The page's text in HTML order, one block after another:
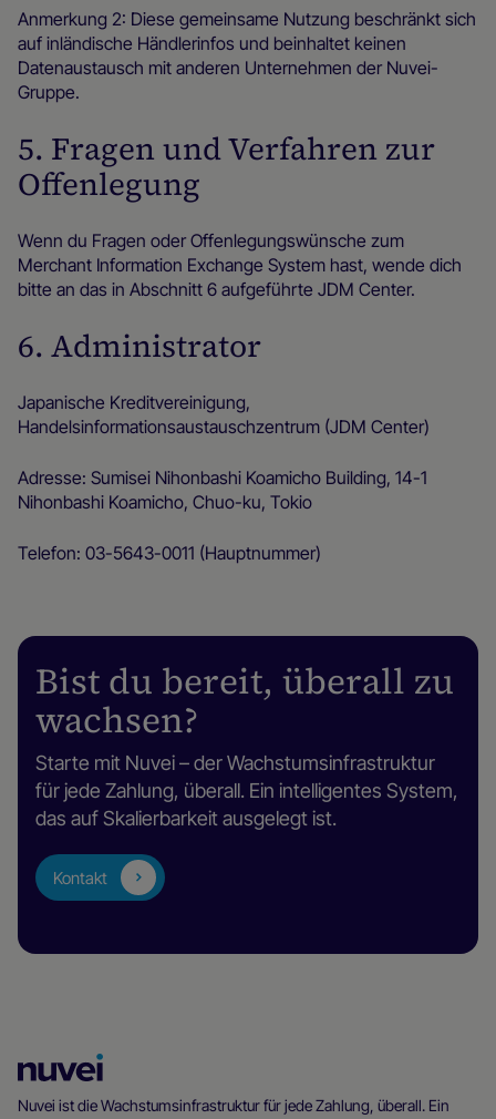
Anmerkung 2: Diese gemeinsame Nutzung beschränkt sich
auf inländische Händlerinfos und beinhaltet keinen
Datenaustausch mit anderen Unternehmen der Nuvei-
Gruppe.
5. Fragen und Verfahren zur
Offenlegung
Wenn du Fragen oder Offenlegungswünsche zum
Merchant Information Exchange System hast, wende dich
bitte an das in Abschnitt 6 aufgeführte JDM Center.
6. Administrator
Japanische Kreditvereinigung,
Handelsinformationsaustauschzentrum (JDM Center)
Adresse: Sumisei Nihonbashi Koamicho Building, 14-1
Nihonbashi Koamicho, Chuo-ku, Tokio
Telefon: 03-5643-0011 (Hauptnummer)
Bist du bereit, überall zu
wachsen?
Starte mit Nuvei – der Wachstumsinfrastruktur
für jede Zahlung, überall. Ein intelligentes System,
das auf Skalierbarkeit ausgelegt ist.
Kontakt
Homepage
Nuvei ist die Wachstumsinfrastruktur für jede Zahlung, überall. Ein